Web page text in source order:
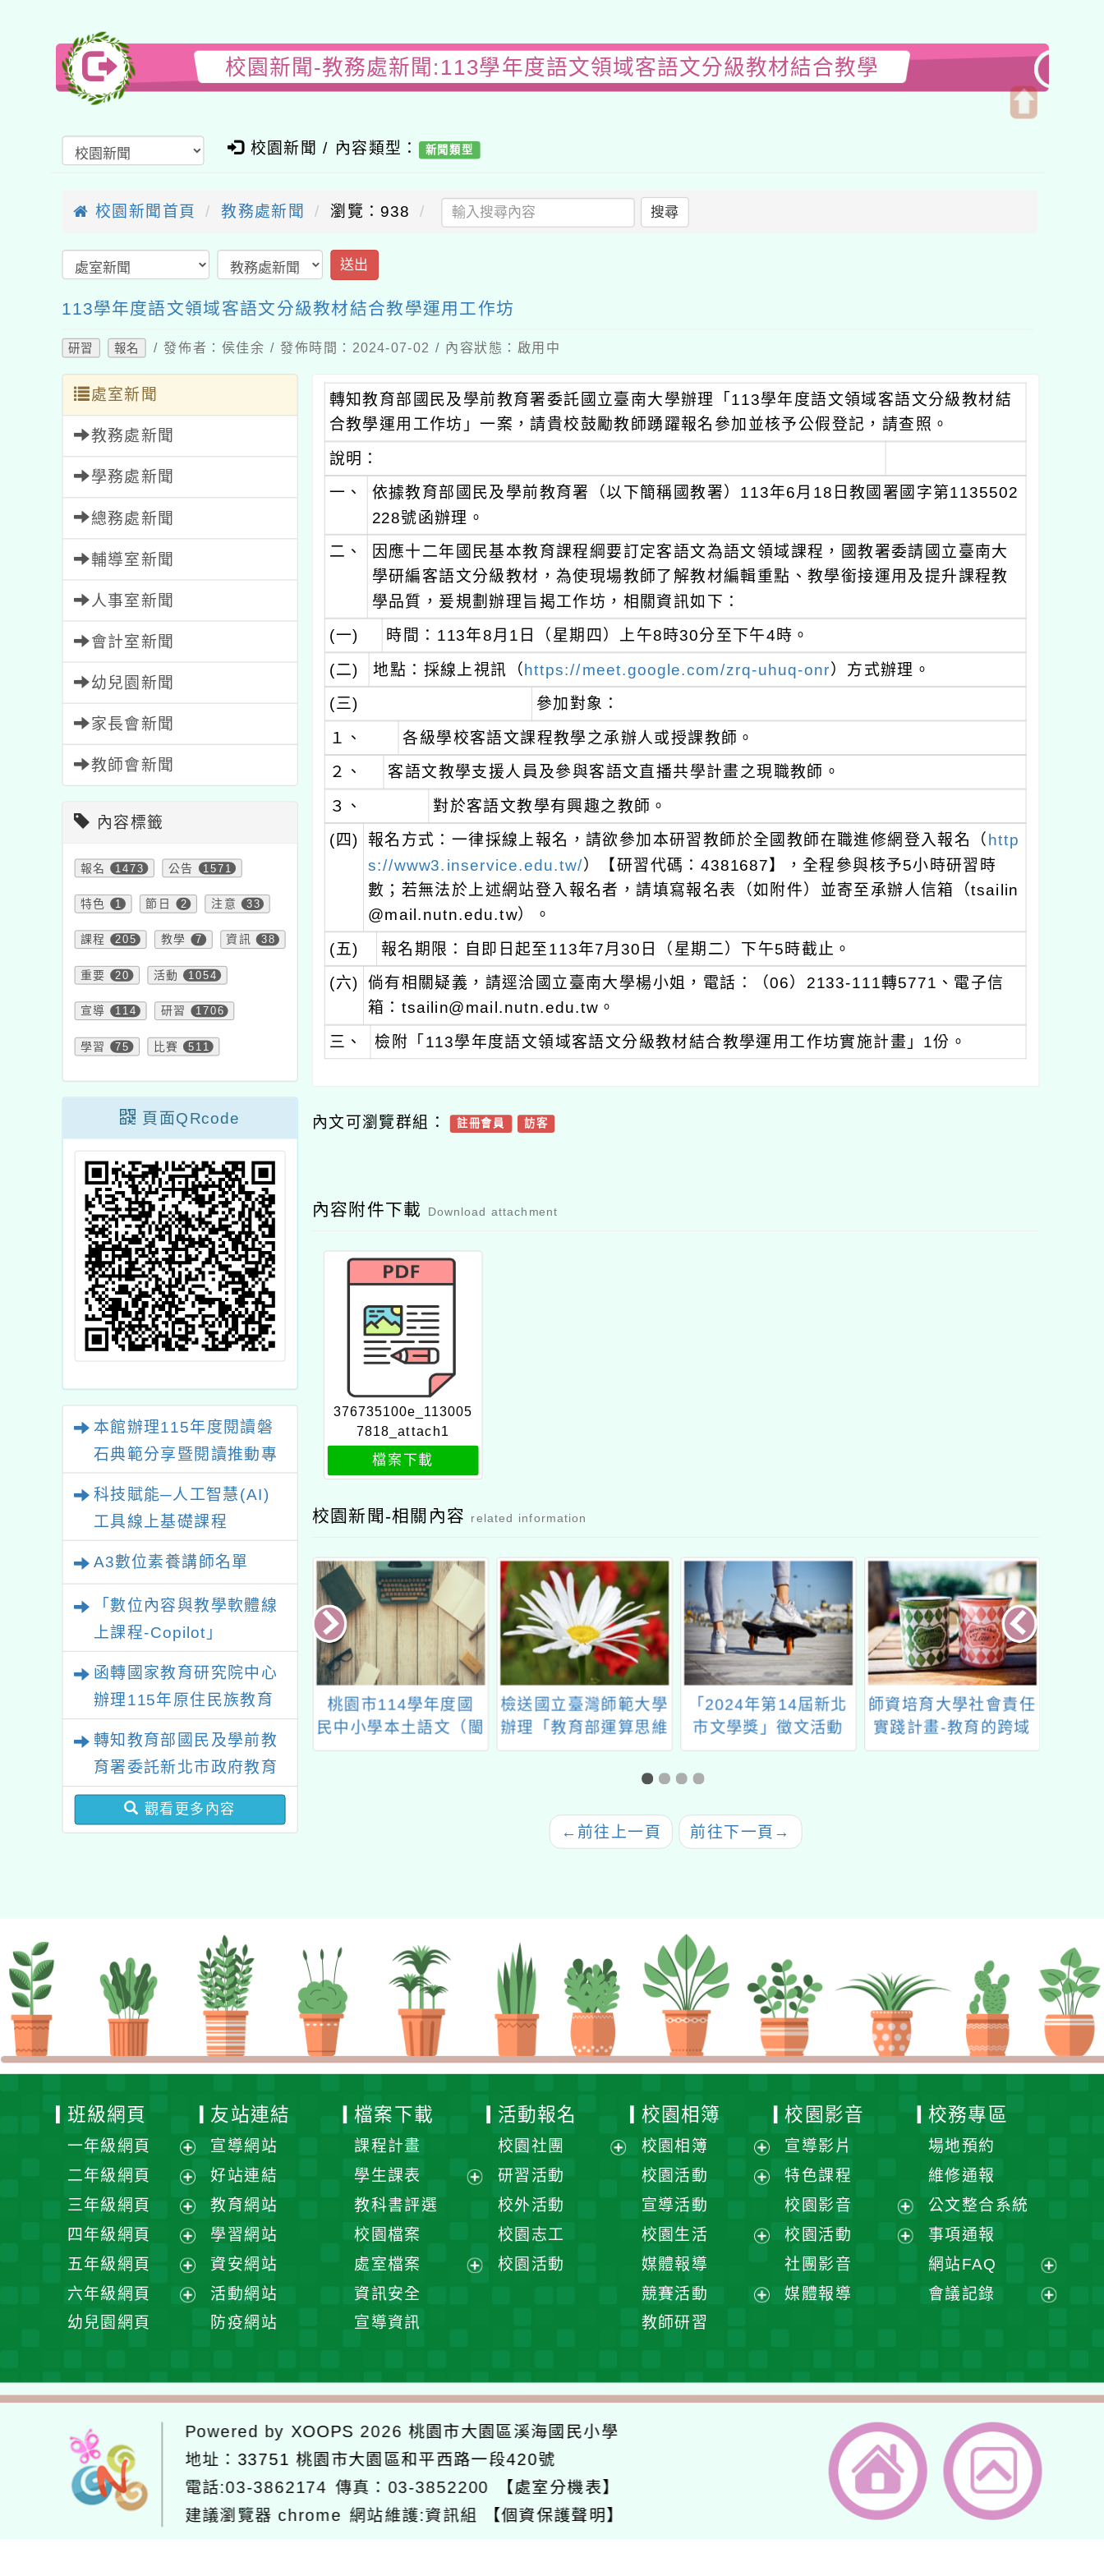
校園新聞-教務處新聞:113學年度語文領域客語文分級教材結合教學
校園新聞 / 內容類型： 新聞類型
校園新聞首頁 教務處新聞 瀏覽：938 搜尋
送出
113學年度語文領域客語文分級教材結合教學運用工作坊
研習 報名 / 發佈者：侯佳余 / 發佈時間：2024-07-02 / 內容狀態：啟用中
處室新聞
教務處新聞
學務處新聞
總務處新聞
輔導室新聞
人事室新聞
會計室新聞
幼兒園新聞
家長會新聞
教師會新聞
內容標籤
報名 1473 公告 1571
特色 1 節日 2 注意 33
課程 205 教學 7 資訊 38
重要 20 活動 1054
宣導 114 研習 1706
學習 75 比賽 511
頁面QRcode
本館辦理115年度閱讀磐
石典範分享暨閱讀推動專
科技賦能─人工智慧(AI)
工具線上基礎課程
A3數位素養講師名單
「數位內容與教學軟體線
上課程-Copilot」
函轉國家教育研究院中心
辦理115年原住民族教育
育國際趨勢與發展」
轉知教育部國民及學前教
育署委託新北市政府教育
局辦理「115年度教師專
業成長研習實施計畫－夢
觀看更多內容
轉知教育部國民及學前教育署委託國立臺南大學辦理「113學年度語文領域客語文分級教材結
合教學運用工作坊」一案，請貴校鼓勵教師踴躍報名參加並核予公假登記，請查照。
說明：
一、 依據教育部國民及學前教育署（以下簡稱國教署）113年6月18日教國署國字第1135502
228號函辦理。
二、
因應十二年國民基本教育課程綱要訂定客語文為語文領域課程，國教署委請國立臺南大
學研編客語文分級教材，為使現場教師了解教材編輯重點、教學銜接運用及提升課程教
學品質，爰規劃辦理旨揭工作坊，相關資訊如下：
(一)
時間：113年8月1日（星期四）上午8時30分至下午4時。
(二) 地點：採線上視訊（https://meet.google.com/zrq-uhuq-onr）方式辦理。
(三)
參加對象：
１、 各級學校客語文課程教學之承辦人或授課教師。
２、
客語文教學支援人員及參與客語文直播共學計畫之現職教師。
３、
對於客語文教學有興趣之教師。
(四)
報名方式：一律採線上報名，請欲參加本研習教師於全國教師在職進修網登入報名（ http
s://www3.inservice.edu.tw/）【研習代碼：4381687】，全程參與核予5小時研習時
數；若無法於上述網站登入報名者，請填寫報名表（如附件）並寄至承辦人信箱（tsailin
@mail.nutn.edu.tw）。
(五)
報名期限：自即日起至113年7月30日（星期二）下午5時截止。
(六)
倘有相關疑義，請逕洽國立臺南大學楊小姐，電話：（06）2133-111轉5771、電子信
箱：tsailin@mail.nutn.edu.tw。
三、 檢附「113學年度語文領域客語文分級教材結合教學運用工作坊實施計畫」1份。
內文可瀏覽群組： 註冊會員 訪客
內容附件下載 Download attachment
376735100e_113005
7818_attach1
檔案下載
校園新聞-相關內容 related information
推動中小學數
進方案」教師
習「B3數位教
培力工作坊」
轉知國立臺灣科學教育
館113年度「『愛』迪
生出發」公益學習活動
訊息一案
桃園市114學年度國
民中小學本土語文（閩
南語文）教學支援老師
檢送國立臺灣師範大學
辦理「教育部運算思維
推廣活動 程式設計前
哨站工作坊」一案
「2024年第14屆新北
市文學獎」徵文活動
師資培育大學社會責任
實踐計畫-教育的跨域
創造力：豐碩大學與中
← 前往上一頁 前往下一頁 →
班級網頁
一年級網頁
展
開
選
單
二年級網頁
展
開
選
單
三年級網頁
展
開
選
單
四年級網頁
展
選
五年級網頁
展
開
六年級網頁
單
幼兒園網頁
友站連結
宣導網站
好站連結
教育網站
學習網站
資安網站
活動網站
防疫網站
檔案下載
課程計畫
學生課表
單
教科書評選
校園檔案
處室檔案
資訊安全
宣導資訊
活動報名
校園社團
研習活動
校外活動
校園志工
校園活動
校園相簿
校園相簿
展
開
單
校園活動
選
宣導活動
校園生活
選
媒體報導
競賽活動
單
教師研習
校園影音
宣導影片
特色課程
校園影音
展
開
校園活動
社團影音
媒體報導
校務專區
場地預約
維修通報
公文整合系統
事項通報
網站FAQ
展
會議記錄
單
Powered by XOOPS 2026桃園市大園區溪海國民小學
地址： 33751 桃園市大園區和平西路一段420號
電話:03-3862174 傳真：03-3852200
【處室分機表】
建議瀏覽器 chrome 網站維護:資訊組 【個資保護聲明】